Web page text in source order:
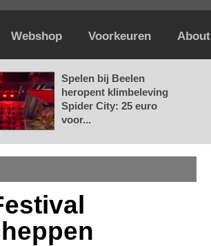
Webshop Voorkeuren About
Spelen bij Beelen
heropent klimbeleving
Spider City: 25 euro
voor...